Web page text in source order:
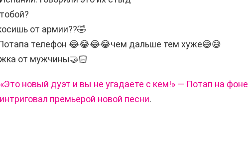
от армии??🤣
телефон 😂😂😂😂чем дальше тем хуже😅😅
от мужчины🤝🏻
«Это новый дуэт и вы не угадаете с кем!» — Потап на фоне
премьерой новой песни.